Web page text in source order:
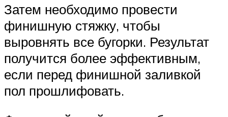
Затем необходимо провести
финишную стяжку, чтобы
выровнять все бугорки. Результат
получится более эффективным,
если перед финишной заливкой
пол прошлифовать.